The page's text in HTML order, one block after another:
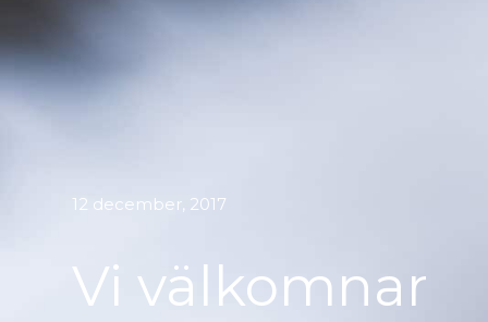
12 december, 2017
Vi välkomnar